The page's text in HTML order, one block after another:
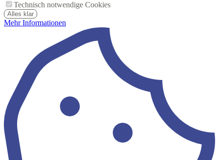
Technisch notwendige Cookies
Alles klar
Mehr Informationen